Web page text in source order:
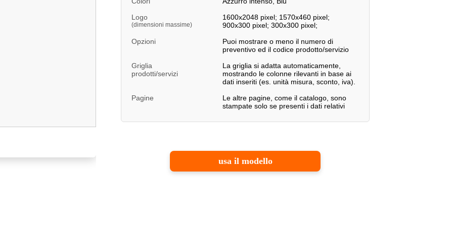
Logo
(dimensioni massime)
1600x2048 pixel; 1570x460 pixel;
900x300 pixel; 300x300 pixel;
Opzioni
Puoi mostrare o meno il numero di
preventivo ed il codice prodotto/servizio
Griglia
prodotti/servizi
La griglia si adatta automaticamente,
mostrando le colonne rilevanti in base ai
dati inseriti (es. unità misura, sconto, iva).
Pagine
Le altre pagine, come il catalogo, sono
stampate solo se presenti i dati relativi
usa il modello